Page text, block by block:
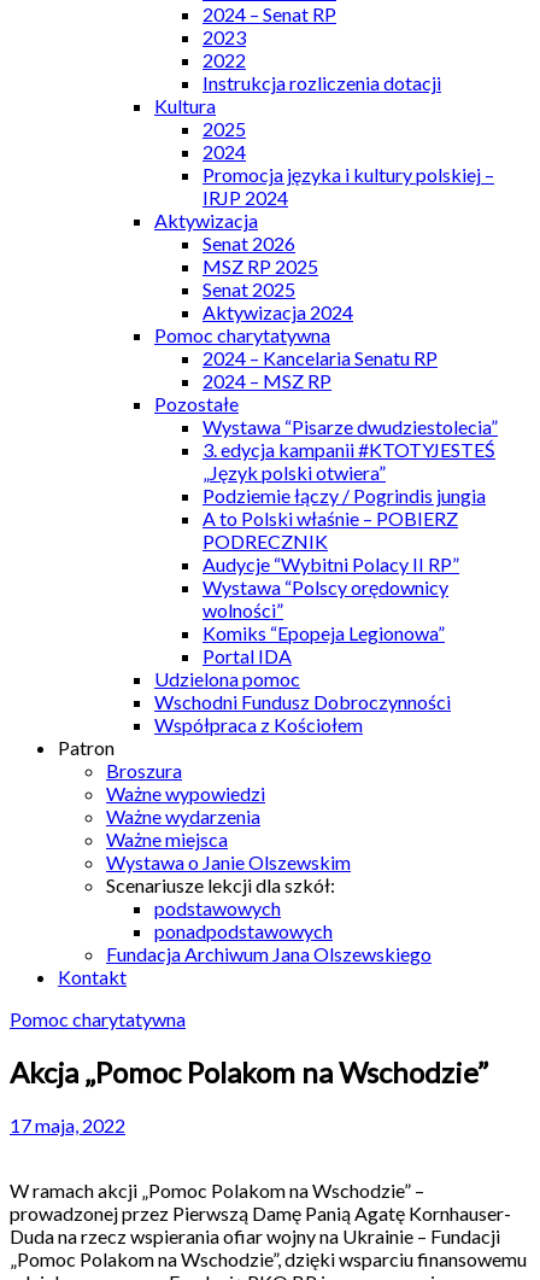
2024 – Senat RP
2023
2022
Instrukcja rozliczenia dotacji
Kultura
2025
2024
Promocja języka i kultury polskiej –
IRJP 2024
Aktywizacja
Senat 2026
MSZ RP 2025
Senat 2025
Aktywizacja 2024
Pomoc charytatywna
2024 – Kancelaria Senatu RP
2024 – MSZ RP
Pozostałe
Wystawa “Pisarze dwudziestolecia”
3. edycja kampanii #KTOTYJESTEŚ
„Język polski otwiera”
Podziemie łączy / Pogrindis jungia
A to Polski właśnie – POBIERZ
PODRECZNIK
Audycje “Wybitni Polacy II RP”
Wystawa “Polscy orędownicy
wolności”
Komiks “Epopeja Legionowa”
Portal IDA
Udzielona pomoc
Wschodni Fundusz Dobroczynności
Współpraca z Kościołem
Patron
Broszura
Ważne wypowiedzi
Ważne wydarzenia
Ważne miejsca
Wystawa o Janie Olszewskim
Scenariusze lekcji dla szkół:
podstawowych
ponadpodstawowych
Fundacja Archiwum Jana Olszewskiego
Kontakt
Pomoc charytatywna
Akcja „Pomoc Polakom na Wschodzie”
17 maja, 2022
W ramach akcji „Pomoc Polakom na Wschodzie” –
prowadzonej przez Pierwszą Damę Panią Agatę Kornhauser-
Duda na rzecz wspierania ofiar wojny na Ukrainie ­– Fundacji
„Pomoc Polakom na Wschodzie”, dzięki wsparciu finansowemu